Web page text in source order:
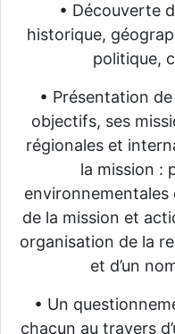
• Découverte
historique,
politique,
• Présentation de
objectifs, ses
régionales et
la mission :
de la mission et
organisation de la
et d’un
• Un
chacun au travers